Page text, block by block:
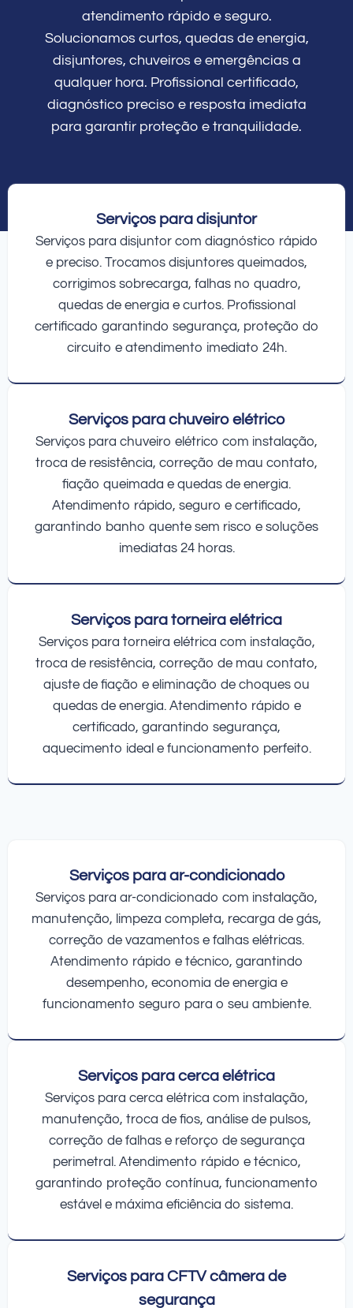
atendimento rápido e seguro.
Solucionamos curtos, quedas de energia,
disjuntores, chuveiros e emergências a
qualquer hora. Profissional certificado,
diagnóstico preciso e resposta imediata
para garantir proteção e tranquilidade.
Serviços para disjuntor
Serviços para disjuntor com diagnóstico rápido
e preciso. Trocamos disjuntores queimados,
corrigimos sobrecarga, falhas no quadro,
quedas de energia e curtos. Profissional
certificado garantindo segurança, proteção do
circuito e atendimento imediato 24h.
Serviços para chuveiro elétrico
Serviços para chuveiro elétrico com instalação,
troca de resistência, correção de mau contato,
fiação queimada e quedas de energia.
Atendimento rápido, seguro e certificado,
garantindo banho quente sem risco e soluções
imediatas 24 horas.
Serviços para torneira elétrica
Serviços para torneira elétrica com instalação,
troca de resistência, correção de mau contato,
ajuste de fiação e eliminação de choques ou
quedas de energia. Atendimento rápido e
certificado, garantindo segurança,
aquecimento ideal e funcionamento perfeito.
Serviços para ar-condicionado
Serviços para ar-condicionado com instalação,
manutenção, limpeza completa, recarga de gás,
correção de vazamentos e falhas elétricas.
Atendimento rápido e técnico, garantindo
desempenho, economia de energia e
funcionamento seguro para o seu ambiente.
Serviços para cerca elétrica
Serviços para cerca elétrica com instalação,
manutenção, troca de fios, análise de pulsos,
correção de falhas e reforço de segurança
perimetral. Atendimento rápido e técnico,
garantindo proteção contínua, funcionamento
estável e máxima eficiência do sistema.
Serviços para CFTV câmera de
segurança